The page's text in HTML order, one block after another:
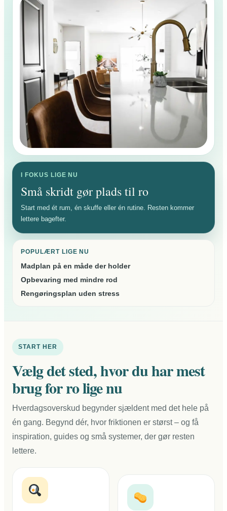
I FOKUS LIGE NU
Små skridt gør plads til ro
Start med ét rum, én skuffe eller én rutine. Resten kommer
lettere bagefter.
POPULÆRT LIGE NU
Madplan på en måde der holder
Opbevaring med mindre rod
Rengøringsplan uden stress
START HER
Vælg det sted, hvor du har mest
brug for ro lige nu
Hverdagsoverskud begynder sjældent med det hele på
én gang. Begynd dér, hvor friktionen er størst – og få
inspiration, guides og små systemer, der gør resten
lettere.